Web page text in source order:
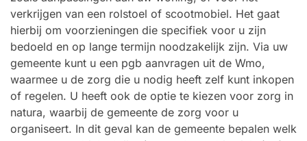
verkrijgen van een rolstoel of scootmobiel. Het gaat
hierbij om voorzieningen die specifiek voor u zijn
bedoeld en op lange termijn noodzakelijk zijn. Via uw
gemeente kunt u een pgb aanvragen uit de Wmo,
waarmee u de zorg die u nodig heeft zelf kunt inkopen
of regelen. U heeft ook de optie te kiezen voor zorg in
natura, waarbij de gemeente de zorg voor u
organiseert. In dit geval kan de gemeente bepalen welk